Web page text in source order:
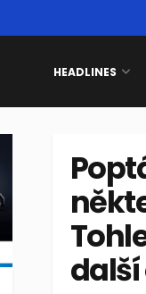
HEADLINES